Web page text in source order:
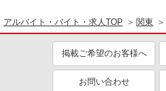
アルバイト・バイト・求人TOP 関東
掲載ご希望のお客様へ
お問い合わせ